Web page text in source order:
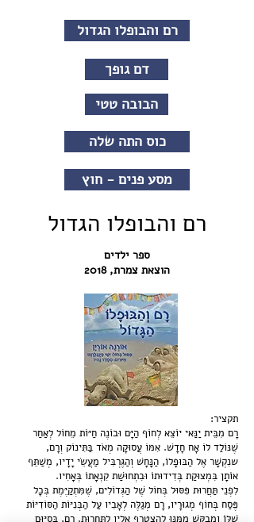
רם והבופלו הגדול
דם גופך
הבובה טטי
כוס התה שלה
מסע פנים - חוץ
רם והבופלו הגדול
ספר ילדים
הוצאת צמרת, 2018
תקציר:
רָם מִבֵּית יַנַּאי יוֹצֵא לְחוֹף הַיָּם וּבוֹנֶה חַיּוֹת מֵחוֹל לְאַחַר
שֶׁנּוֹלַד לוֹ אָח חָדָשׁ. אִמּוֹ עֲסוּקָה מְאֹד בַּתִּינוֹק וְרָם,
שנִקְשָׁר אֶל הַבּוּפָלוֹ, הַנַָּחָשׁ וְהַגֶּרְבִּיל מַעֲשֵׂי יָדָיו, מְשַׁתֵּף
אוֹתָן בִּמְצוּקַת בְּדִידוּתוֹ וּבִתְחוּשַׁת קִנְאָתוֹ בְּאָחִיו.
לִפְנֵי תַּחֲרוּת פִּסּוּל בְּחוֹל שֶׁל הַגְּדוֹלִים, שֶׁמִּתְקַיֶּמֶת בְּכָל
פֶּסַח בְּחוֹף מְגוּרָיו, רָם מְגַלֶּה לְאָבִיו עַל הַבְּנִיּוֹת הַסּוֹדִיּוֹת
שֶׁלּוֹ ומְבַקֵּשׁ מִמֶּנּוּ לְהִצְטָרֵף אֵלָיו לַתַּחֲרוּת. רָם, בְּסִיּוּם